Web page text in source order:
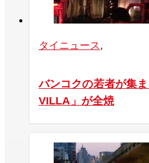
タイニュース,
バンコクの若者が集
VILLA」が全焼